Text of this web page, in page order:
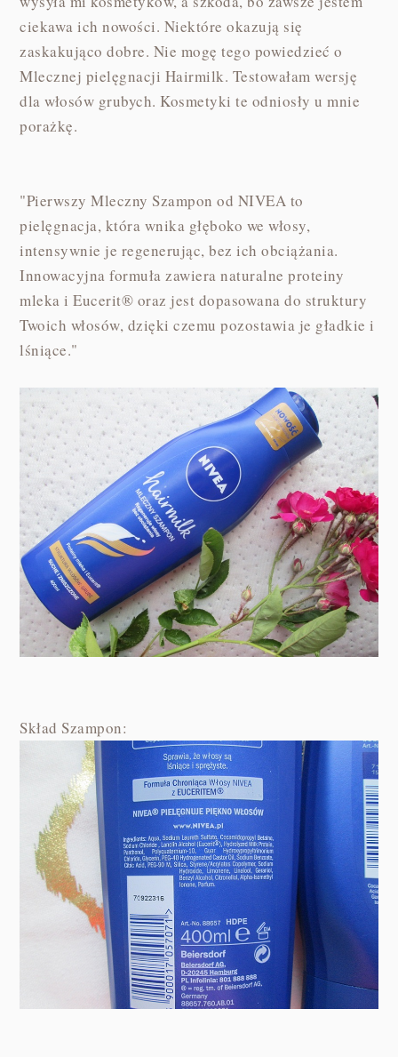
ciekawa ich nowości. Niektóre okazują się
zaskakująco dobre. Nie mogę tego powiedzieć o
Mlecznej pielęgnacji Hairmilk. Testowałam wersję
dla włosów grubych. Kosmetyki te odniosły u mnie
porażkę.
"Pierwszy Mleczny Szampon od NIVEA to
pielęgnacja, która wnika głęboko we włosy,
intensywnie je regenerując, bez ich obciążania.
Innowacyjna formuła zawiera naturalne proteiny
mleka i Eucerit® oraz jest dopasowana do struktury
Twoich włosów, dzięki czemu pozostawia je gładkie i
lśniące."
Skład Szampon: